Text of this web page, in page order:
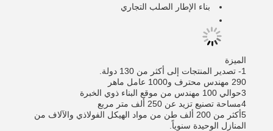
بناء الإطار الصلب التجاري
الميزة
1- تصدير المنتجات إلى أكثر من 130 دولة.
290 مهندس محترف و1000 عامل ماهر
3حوالي 100 مهندس من موقع البناء ذوي الخبرة
4مساحة تصنيع تزيد عن 250 ألف متر مربع
5أكثر من 200 ألف طن من مواد الهيكل الفولاذي والآلاف من
المنازل الوحيدة سنوياً.